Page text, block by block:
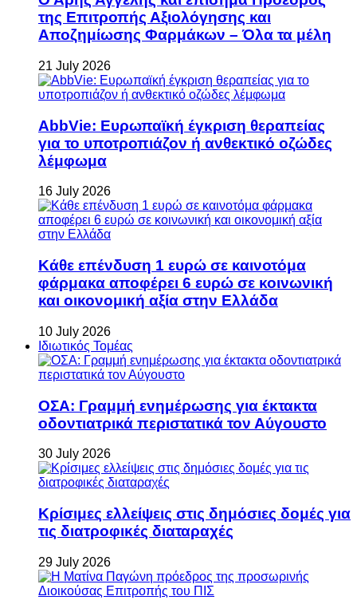
της Επιτροπής Αξιολόγησης και
Αποζημίωσης Φαρμάκων – Όλα τα μέλη
21 July 2026
AbbVie: Ευρωπαϊκή έγκριση θεραπείας
για το υποτροπιάζον ή ανθεκτικό οζώδες
λέμφωμα
16 July 2026
Κάθε επένδυση 1 ευρώ σε καινοτόμα
φάρμακα αποφέρει 6 ευρώ σε κοινωνική
και οικονομική αξία στην Ελλάδα
10 July 2026
Ιδιωτικός Τομέας
ΟΣΑ: Γραμμή ενημέρωσης για έκτακτα
οδοντιατρικά περιστατικά τον Αύγουστο
30 July 2026
Κρίσιμες ελλείψεις στις δημόσιες δομές για
τις διατροφικές διαταραχές
29 July 2026